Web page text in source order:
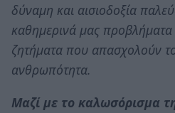
δύναμη και αισιοδοξία
καθημερινά μας προβλήματα
ζητήματα που απασχολούν
ανθρωπότητα.
Μαζί με το καλωσόρισμα